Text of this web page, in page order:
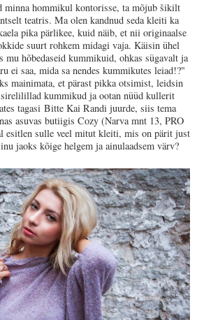
minna hommikul kontorisse, ta mõjub šikilt
teatris. Ma olen kandnud seda kleiti ka
pika pärlikee, kuid näib, et nii originaalse
suurt rohkem midagi vaja. Käisin ühel
mu hõbedaseid kummikuid, ohkas sügavalt ja
ei saa, mida sa nendes kummikutes leiad!?"
mainimata, et pärast pikka otsimist, leidsin
kummikud ja ootan nüüd kullerit
tagasi Bitte Kai Randi juurde, siis tema
asuvas butiigis Cozy (Narva mnt 13, PRO
esitlen sulle veel mitut kleiti, mis on pärit just
jaoks kõige helgem ja ainulaadsem värv?